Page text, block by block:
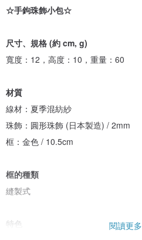
☆手鉤珠飾小包☆
尺寸、規格 (約 cm, g)
寬度：12，高度：10，重量：60
材質
線材：夏季混紡紗
珠飾：圓形珠飾 (日本製造) / 2mm
框：金色 / 10.5cm
框的種類
縫製式
特色
閱讀更多